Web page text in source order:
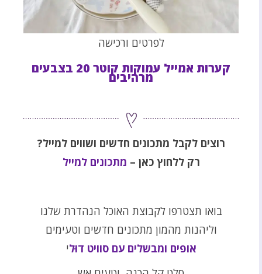
לפרטים ורכישה
קערות אמייל עמוקות קוטר 20 בצבעים
מרהיבים
רוצים לקבל מתכונים חדשים ושווים למייל?
רק ללחוץ כאן – מתכונים למייל
בואו תצטרפו לקבוצת האוכל הנהדרת שלנו
וליהנות מהמון מתכונים חדשים וטעימים
אופים ומבשלים עם סוויט דוּלי